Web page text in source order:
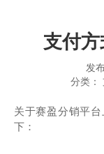
支付
发
分类：
关于赛盈分销平
下：